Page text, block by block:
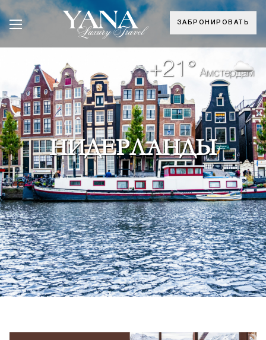
ЗАБРОНИРОВАТЬ
+21° Амстердам
НИДЕРЛАНДЫ